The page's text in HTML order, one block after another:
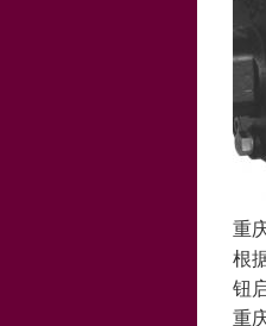
重
根
钮
重